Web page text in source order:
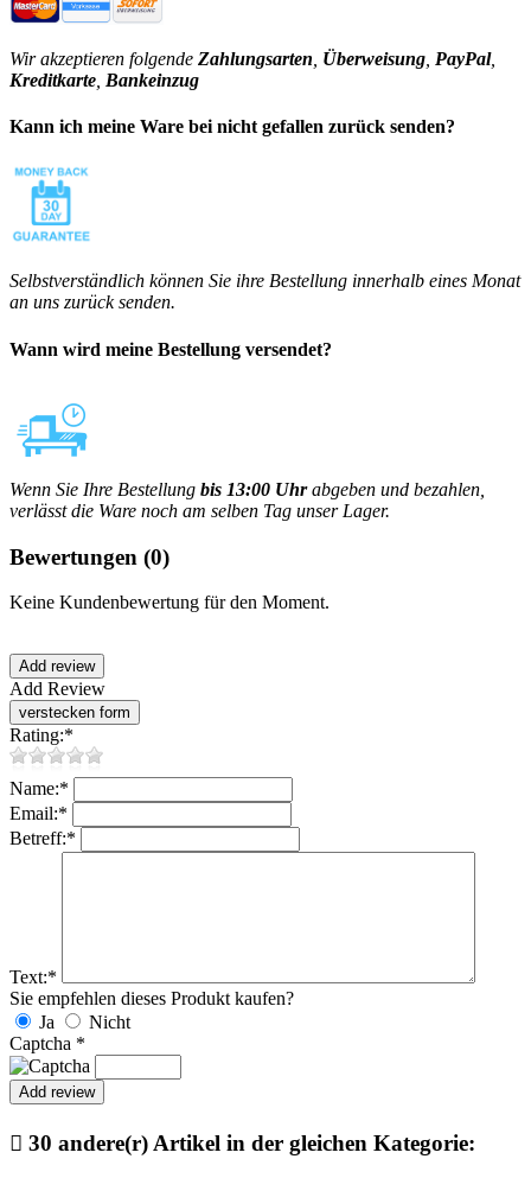
Wir akzeptieren folgende Zahlungsarten Überweisung PayPal,
Kreditkarte Bankeinzug
Kann ich meine Ware bei nicht gefallen zurück senden?
Selbstverständlich können Sie ihre Bestellung innerhalb eines Monat
an uns zurück senden.
Wann wird meine Bestellung versendet?
Wenn Sie Ihre Bestellung bis 13:00 Uhrabgeben und bezahlen,
verlässt die Ware noch am selben Tag unser Lager.
Bewertungen (0)
Keine Kundenbewertung für den Moment.
Add Review
Rating:*
Name:*
Email:*
Betreff:*
Text:*
Sie empfehlen dieses Produkt kaufen?
Ja
Nicht
Captcha *
 30 andere(r) Artikel in der gleichen Kategorie: